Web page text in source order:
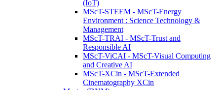
(IoT)
MScT-STEEM - MScT-Energy
Environment : Science Technology &
Management
MScT-TRAI - MScT-Trust and
Responsible AI
MScT-ViCAI - MScT-Visual Computing
and Creative AI
MScT-XCin - MScT-Extended
Cinematography XCin